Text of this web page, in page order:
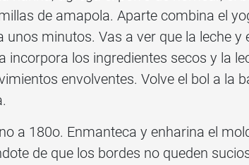
de amapola. Aparte combina el
unos minutos. Vas a ver que la leche y
incorpora los ingredientes secos y la
envolventes. Volve el bol a la
a 180o. Enmanteca y enharina el
de que los bordes no queden